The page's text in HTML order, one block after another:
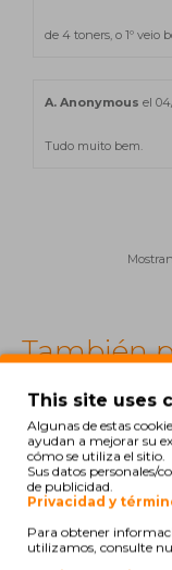
de 4 toners, o 1º veio
A. Anonymous el
Tudo muito bem.
También
This site uses
Algunas de estas
ayudan a mejorar su
cómo se utiliza el sitio.
Sus datos personales/
de publicidad.
Privacidad y
Para obtener
utilizamos, consulte